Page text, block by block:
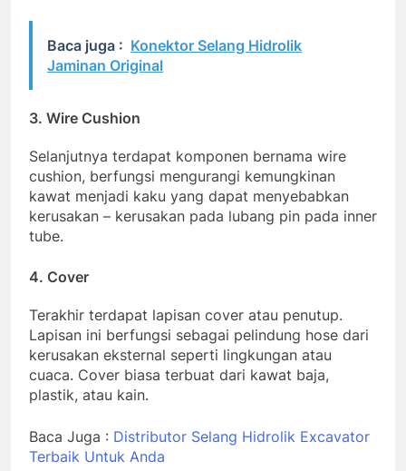
Baca juga : Konektor Selang Hidrolik
Jaminan Original
3. Wire Cushion
Selanjutnya terdapat komponen bernama wire
cushion, berfungsi mengurangi kemungkinan
kawat menjadi kaku yang dapat menyebabkan
kerusakan – kerusakan pada lubang pin pada inner
tube.
4. Cover
Terakhir terdapat lapisan cover atau penutup.
Lapisan ini berfungsi sebagai pelindung hose dari
kerusakan eksternal seperti lingkungan atau
cuaca. Cover biasa terbuat dari kawat baja,
plastik, atau kain.
Baca Juga : Distributor Selang Hidrolik Excavator
Terbaik Untuk Anda